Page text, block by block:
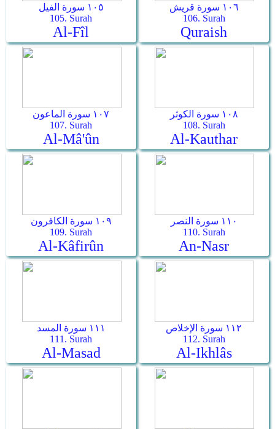
١٠٥ سورة الفيل
105. Surah
Al-Fîl
١٠٦ سورة قريش
106. Surah
Quraish
١٠٧ سورة الماعون
107. Surah
Al-Mâ'ûn
١٠٨ سورة الكوثر
108. Surah
Al-Kauthar
١٠٩ سورة الكافرون
109. Surah
Al-Kâfirûn
١١٠ سورة النصر
110. Surah
An-Nasr
١١١ سورة المسد
111. Surah
Al-Masad
١١٢ سورة الإخلاص
112. Surah
Al-Ikhlâs